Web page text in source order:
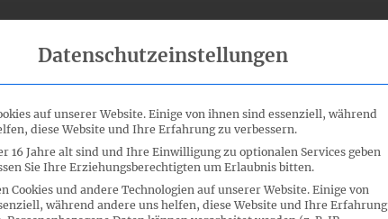
der 12. Sitzung des
Datenschutzeinstellungen
auf unserer Website. Einige von ihnen sind essenziell, während
diese Website und Ihre Erfahrung zu verbessern.
16 Jahre alt sind und Ihre Einwilligung zu optionalen Services geben
Sie Ihre Erziehungsberechtigten um Erlaubnis bitten.
Cookies und andere Technologien auf unserer Website. Einige von
während andere uns helfen, diese Website und Ihre Erfahrung